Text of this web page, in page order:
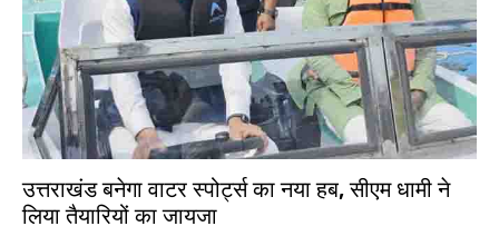
उत्तराखंड बनेगा वाटर स्पोर्ट्स का नया हब, सीएम धामी ने
लिया तैयारियों का जायजा